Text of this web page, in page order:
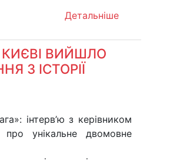
Детальніше
КИЄВІ ВИЙШЛО
З ІСТОРІЇ
інтерв’ю з керівником
про унікальне двомовне